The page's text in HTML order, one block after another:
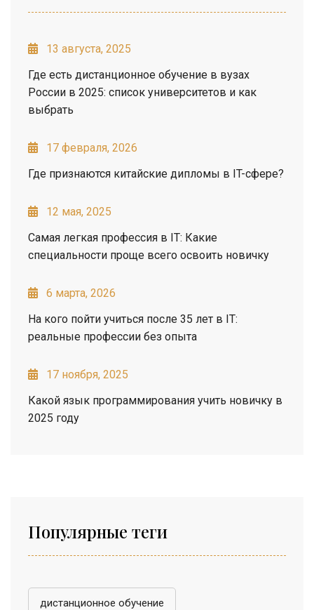
13 августа, 2025
Где есть дистанционное обучение в вузах
России в 2025: список университетов и как
выбрать
17 февраля, 2026
Где признаются китайские дипломы в IT-сфере?
12 мая, 2025
Самая легкая профессия в IT: Какие
специальности проще всего освоить новичку
6 марта, 2026
На кого пойти учиться после 35 лет в IT:
реальные профессии без опыта
17 ноября, 2025
Какой язык программирования учить новичку в
2025 году
Популярные теги
дистанционное обучение